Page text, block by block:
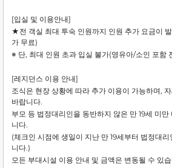
[입실 및 이용안내]
★전 객실 최대 투숙 인원까지 인원 추가 요금이
가 무료)
※ 단, 최대 인원 초과 입실 불가(영유아/소인 포함
[레지던스 이용 안내]
조식은 현장 상황에 따라 추가 이용이 가능하며,
바랍니다.
부모 등 법정대리인을 동반하지 않은 만 19세 미
니다.
(체크인 시점에 생일이 지난 만 19세부터 법정대
니다.)
모든 부대시설 이용 안내 및 금액은 변동될 수 있